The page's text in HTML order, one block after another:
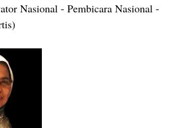
Nasional - Pembicara Nasional -